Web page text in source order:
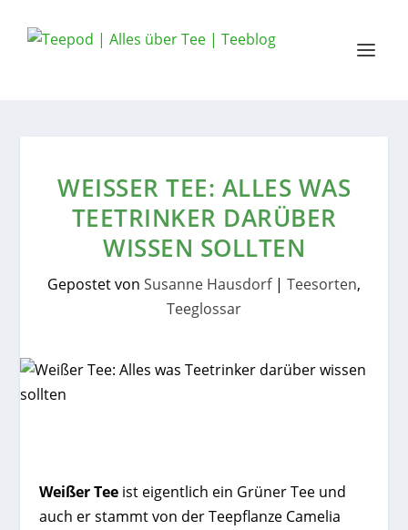
WEISSER TEE: ALLES WAS T
EETRINKER DARÜBER W
ISSEN SOLLTEN
Gepostet von Susanne Hausdorf| Teesorten,
Teeglossar
Weißer Teeist eigentlich ein Grüner Tee und
auch er stammt von der Teepflanze Camelia